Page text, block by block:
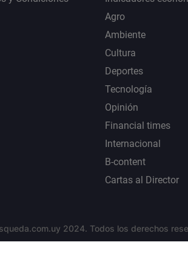
Agro
Ambiente
Cultura
Deportes
Tecnología
Opinión
Financial times
Internacional
B-content
Cartas al Director
2024. Todos los derechos